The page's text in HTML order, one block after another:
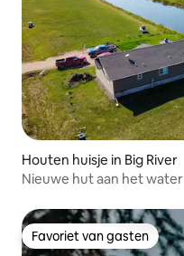
Houten huisje in Big River
Nieuwe hut aan het water
Favoriet van gasten
Favoriet van gasten